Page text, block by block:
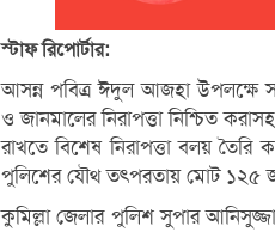
স্টাফ রিপোর্টার:
আসন্ন পবিত্র ঈদুল আজহা উপলক্ষে
ও জানমালের নিরাপত্তা নিশ্চিত
রাখতে বিশেষ নিরাপত্তা বলয়
পুলিশের যৌথ তৎপরতায় মোট ১২৫ জন
কুমিল্লা জেলার পুলিশ সুপার